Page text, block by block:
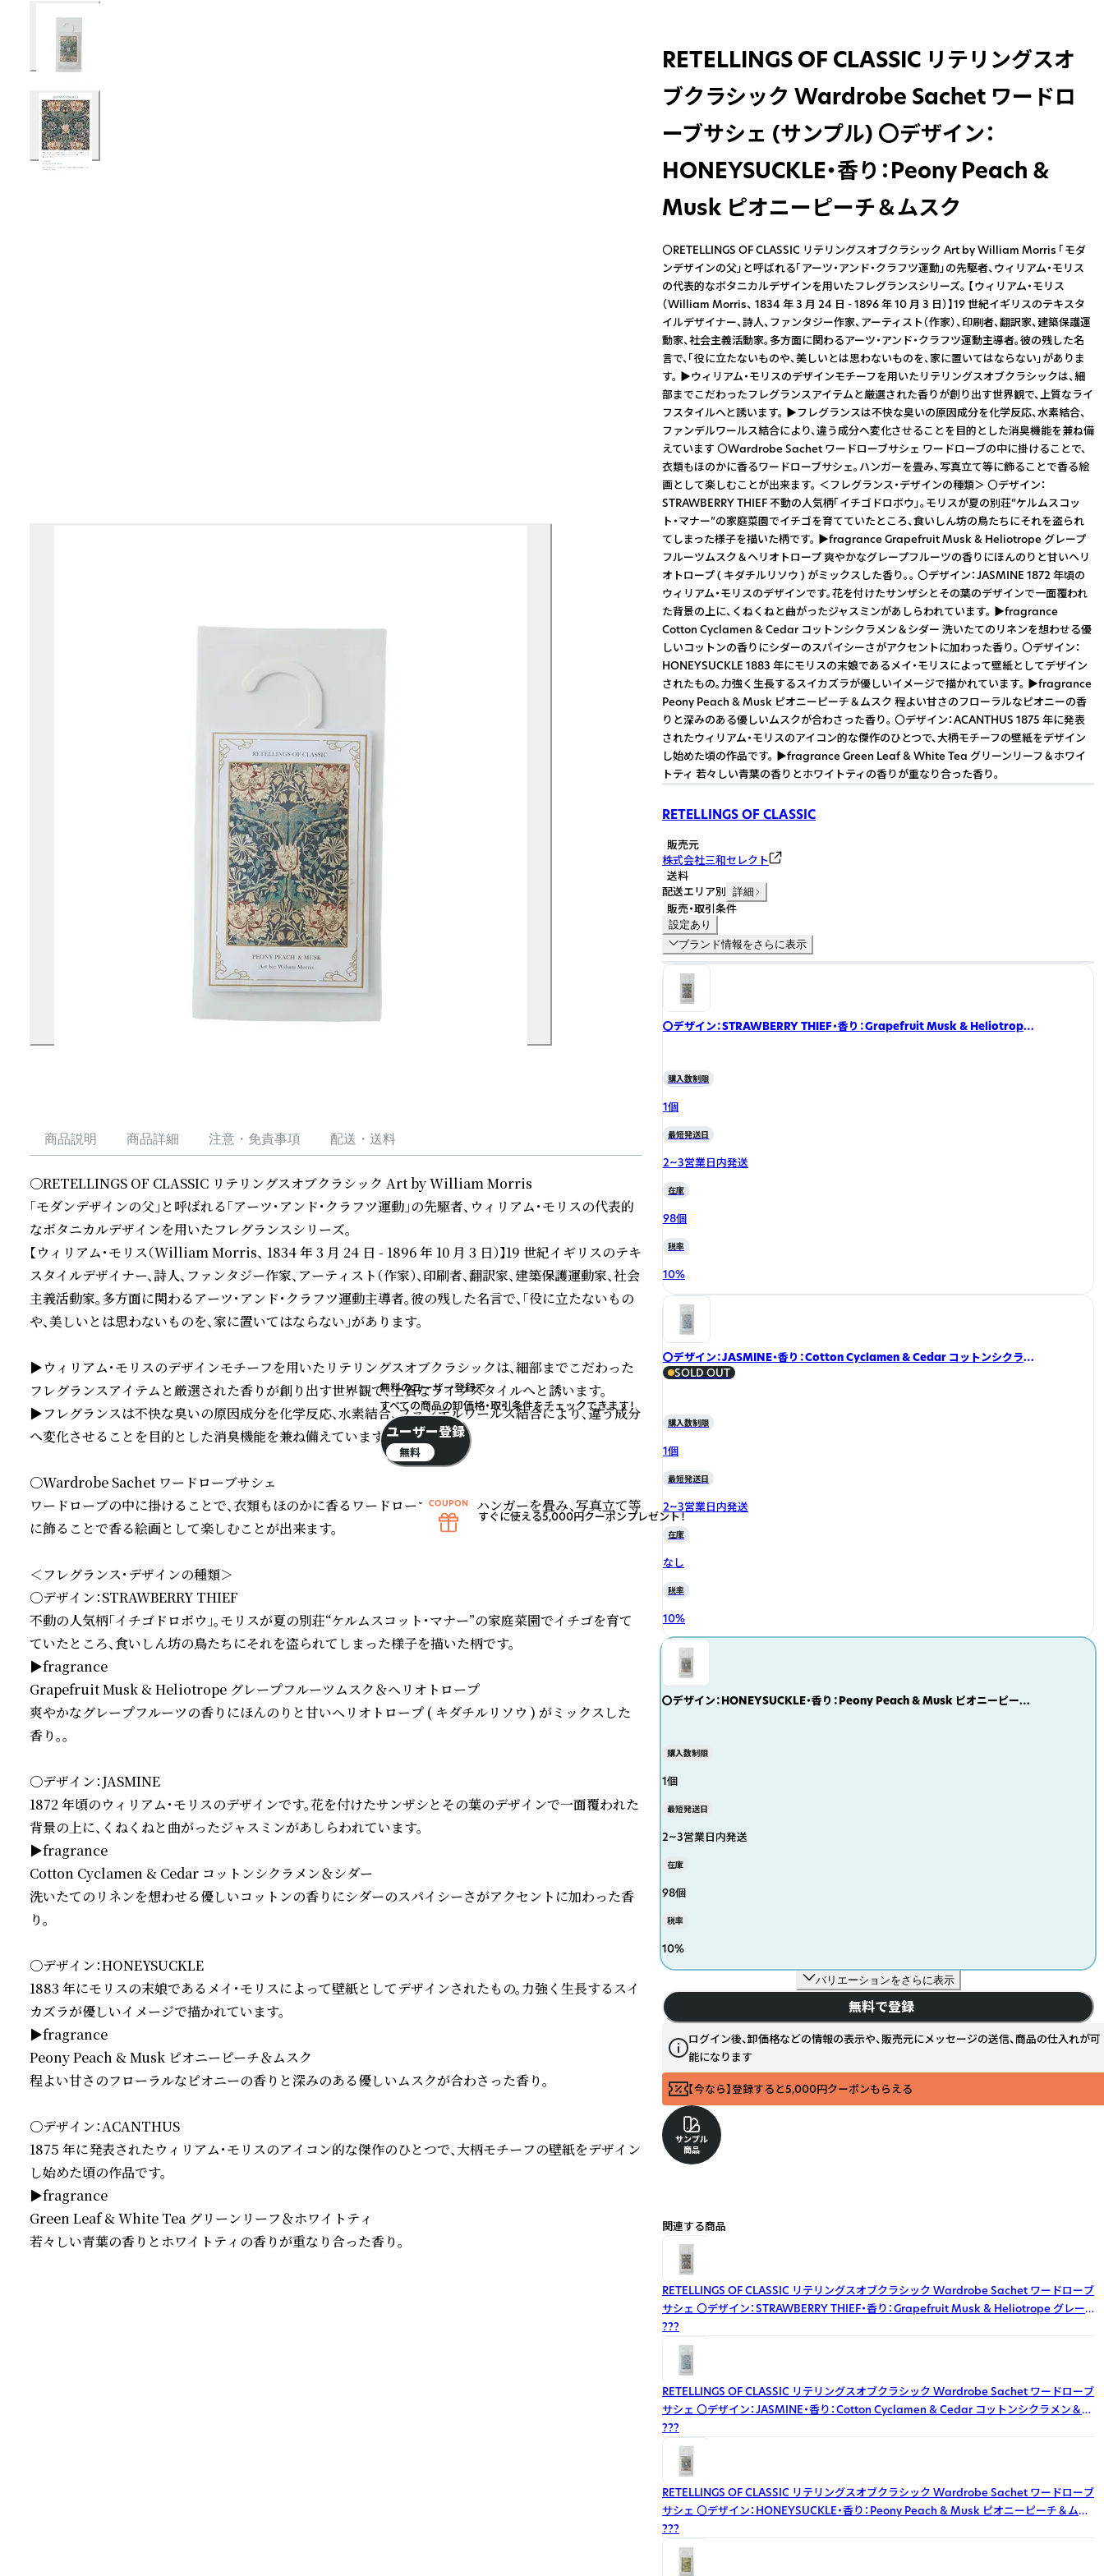
商品説明 商品詳細 注意・免責事項 配送・送料
〇RETELLINGS OF CLASSIC リテリングスオブクラシック Art by William Morris
「モダンデザインの父」と呼ばれる「アーツ・アンド・クラフツ運動」の先駆者、ウィリアム・モリスの代表的
なボタニカルデザインを用いたフレグランスシリーズ。
【ウィリアム・モリス（William Morris、 1834 年 3 月 24 日 - 1896 年 10 月 3 日）】19 世紀イギリスのテキ
スタイルデザイナー、詩人、ファンタジー作家、アーティスト（作家）、印刷者、翻訳家、建築保護運動家、社会
主義活動家。多方面に関わるアーツ・アンド・クラフツ運動主導者。彼の残した名言で、「役に立たないもの
や、美しいとは思わないものを、家に置いてはならない」があります。
▶ウィリアム・モリスのデザインモチーフを用いたリテリングスオブクラシックは、細部までこだわった
フレグランスアイテムと厳選された香りが創り出す世界観で、上質なライフスタイルへと誘います。
▶フレグランスは不快な臭いの原因成分を化学反応、水素結合、ファンデルワールス結合により、違う成分
へ変化させることを目的とした消臭機能を兼ね備えています
〇Wardrobe Sachet ワードローブサシェ
ワードローブの中に掛けることで、衣類もほのかに香るワードローブサシェ。ハンガーを畳み、写真立て等
に飾ることで香る絵画として楽しむことが出来ます。
＜フレグランス・デザインの種類＞
〇デザイン：STRAWBERRY THIEF
不動の人気柄「イチゴドロボウ」。モリスが夏の別荘“ケルムスコット・マナー”の家庭菜園でイチゴを育て
ていたところ、食いしん坊の鳥たちにそれを盗られてしまった様子を描いた柄です。
▶fragrance
Grapefruit Musk & Heliotrope グレープフルーツムスク＆ヘリオトロープ
爽やかなグレープフルーツの香りにほんのりと甘いヘリオトロープ ( キダチルリソウ ) がミックスした
香り。。
〇デザイン：JASMINE
1872 年頃のウィリアム・モリスのデザインです。花を付けたサンザシとその葉のデザインで一面覆われた
背景の上に、くねくねと曲がったジャスミンがあしらわれています。
▶fragrance
Cotton Cyclamen & Cedar コットンシクラメン＆シダー
洗いたてのリネンを想わせる優しいコットンの香りにシダーのスパイシーさがアクセントに加わった香
り。
〇デザイン：HONEYSUCKLE
1883 年にモリスの末娘であるメイ・モリスによって壁紙としてデザインされたもの。力強く生長するスイ
カズラが優しいイメージで描かれています。
▶fragrance
Peony Peach & Musk ピオニーピーチ＆ムスク
程よい甘さのフローラルなピオニーの香りと深みのある優しいムスクが合わさった香り。
〇デザイン：ACANTHUS
1875 年に発表されたウィリアム・モリスのアイコン的な傑作のひとつで、大柄モチーフの壁紙をデザイン
し始めた頃の作品です。
▶fragrance
Green Leaf & White Tea グリーンリーフ＆ホワイトティ
若々しい青葉の香りとホワイトティの香りが重なり合った香り。
RETELLINGS OF CLASSIC リテリングスオ
ブクラシック Wardrobe Sachet ワードロ
ーブサシェ (サンプル) 〇デザイン：
HONEYSUCKLE・香り：Peony Peach &
Musk ピオニーピーチ＆ムスク
〇RETELLINGS OF CLASSIC リテリングスオブクラシック Art by William Morris 「モダ
ンデザインの父」と呼ばれる「アーツ・アンド・クラフツ運動」の先駆者、ウィリアム・モリス
の代表的なボタニカルデザインを用いたフレグランスシリーズ。 【ウィリアム・モリス
（William Morris、 1834 年 3 月 24 日 - 1896 年 10 月 3 日）】19 世紀イギリスのテキスタ
イルデザイナー、詩人、ファンタジー作家、アーティスト（作家）、印刷者、翻訳家、建築保護運
動家、社会主義活動家。多方面に関わるアーツ・アンド・クラフツ運動主導者。彼の残した名
言で、「役に立たないものや、美しいとは思わないものを、家に置いてはならない」がありま
す。 ▶ウィリアム・モリスのデザインモチーフを用いたリテリングスオブクラシックは、細
部までこだわったフレグランスアイテムと厳選された香りが創り出す世界観で、上質なライ
フスタイルへと誘います。 ▶フレグランスは不快な臭いの原因成分を化学反応、水素結合、
ファンデルワールス結合により、違う成分へ変化させることを目的とした消臭機能を兼ね備
えています 〇Wardrobe Sachet ワードローブサシェ ワードローブの中に掛けることで、
衣類もほのかに香るワードローブサシェ。ハンガーを畳み、写真立て等に飾ることで香る絵
画として楽しむことが出来ます。 ＜フレグランス・デザインの種類＞ 〇デザイン：
STRAWBERRY THIEF 不動の人気柄「イチゴドロボウ」。モリスが夏の別荘“ケルムスコッ
ト・マナー”の家庭菜園でイチゴを育てていたところ、食いしん坊の鳥たちにそれを盗られ
てしまった様子を描いた柄です。 ▶fragrance Grapefruit Musk & Heliotrope グレープ
フルーツムスク＆ヘリオトロープ 爽やかなグレープフルーツの香りにほんのりと甘いヘリ
オトロープ ( キダチルリソウ ) がミックスした香り。。 〇デザイン：JASMINE 1872 年頃の
ウィリアム・モリスのデザインです。花を付けたサンザシとその葉のデザインで一面覆われ
た背景の上に、くねくねと曲がったジャスミンがあしらわれています。 ▶fragrance
Cotton Cyclamen & Cedar コットンシクラメン＆シダー 洗いたてのリネンを想わせる優
しいコットンの香りにシダーのスパイシーさがアクセントに加わった香り。 〇デザイン：
HONEYSUCKLE 1883 年にモリスの末娘であるメイ・モリスによって壁紙としてデザイン
されたもの。力強く生長するスイカズラが優しいイメージで描かれています。 ▶fragrance
Peony Peach & Musk ピオニーピーチ＆ムスク 程よい甘さのフローラルなピオニーの香
りと深みのある優しいムスクが合わさった香り。 〇デザイン：ACANTHUS 1875 年に発表
されたウィリアム・モリスのアイコン的な傑作のひとつで、大柄モチーフの壁紙をデザイン
し始めた頃の作品です。 ▶fragrance Green Leaf & White Tea グリーンリーフ＆ホワイ
トティ 若々しい青葉の香りとホワイトティの香りが重なり合った香り。
RETELLINGS OF CLASSIC
販売元
株式会社三和セレクト
送料
配送エリア別 詳細
販売・取引条件
設定あり
ブランド情報をさらに表示
〇デザイン：STRAWBERRY THIEF・香り：Grapefruit Musk & Heliotrope
購入数制限
1個
最短発送日
2~3営業日内発送
在庫
98個
税率
10%
〇デザイン：JASMINE・香り：Cotton Cyclamen & Cedar コットンシクラメ
ン＆シダー
SOLD OUT
購入数制限
1個
最短発送日
2~3営業日内発送
在庫
なし
税率
10%
〇デザイン：HONEYSUCKLE・香り：Peony Peach & Musk ピオニーピーチ
購入数制限
1個
最短発送日
2~3営業日内発送
在庫
98個
税率
10%
バリエーションをさらに表示
無料で登録
ログイン後、卸価格などの情報の表示や、販売元にメッセージの送信、商品の仕入れが可
能になります
【今なら】登録すると5,000円クーポンもらえる
サンプル
商品
関連する商品
RETELLINGS OF CLASSIC リテリングスオブクラシック Wardrobe Sachet ワードローブ
サシェ 〇デザイン：STRAWBERRY THIEF・香り：Grapefruit Musk & Heliotrope グレー
プフルーツムスク＆ヘリオトロープ
???
RETELLINGS OF CLASSIC リテリングスオブクラシック Wardrobe Sachet ワードローブ
サシェ 〇デザイン：JASMINE・香り：Cotton Cyclamen & Cedar コットンシクラメン＆シ
ダー
???
RETELLINGS OF CLASSIC リテリングスオブクラシック Wardrobe Sachet ワードローブ
サシェ 〇デザイン：HONEYSUCKLE・香り：Peony Peach & Musk ピオニーピーチ＆ムス
ク
???
無料のユーザー登録で
すべての商品の卸価格・取引条件をチェックできます！
ユーザー登録
無料
すぐに使える5,000円クーポンプレゼント！